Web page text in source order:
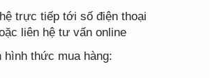
trực tiếp tới số điện thoại
liên hệ tư vấn online
hình thức mua hàng: